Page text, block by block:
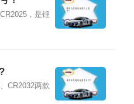
，是锂
CR2032两款